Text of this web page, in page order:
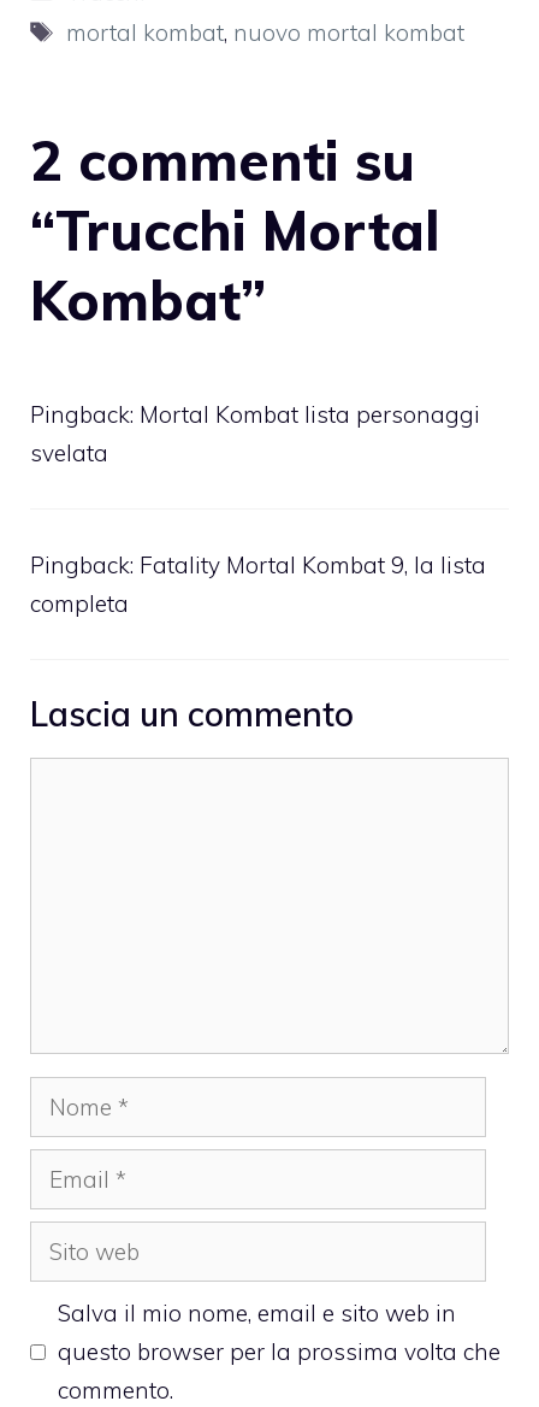
Tag
mortal kombat, nuovo mortal kombat
2 commenti su
“Trucchi Mortal
Kombat”
Pingback: Mortal Kombat lista personaggi
svelata
Pingback: Fatality Mortal Kombat 9, la lista
completa
Lascia un commento
Nome
Email
Sito
web
Salva il mio nome, email e sito web in
questo browser per la prossima volta che
commento.